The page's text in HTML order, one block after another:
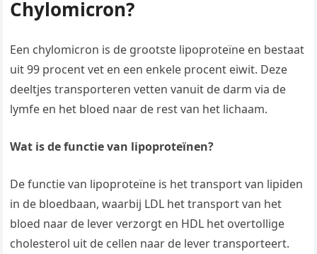
Chylomicron?
Een chylomicron is de grootste lipoproteïne en bestaat
uit 99 procent vet en een enkele procent eiwit. Deze
deeltjes transporteren vetten vanuit de darm via de
lymfe en het bloed naar de rest van het lichaam.
Wat is de functie van lipoproteïnen?
De functie van lipoproteïne is het transport van lipiden
in de bloedbaan, waarbij LDL het transport van het
bloed naar de lever verzorgt en HDL het overtollige
cholesterol uit de cellen naar de lever transporteert.